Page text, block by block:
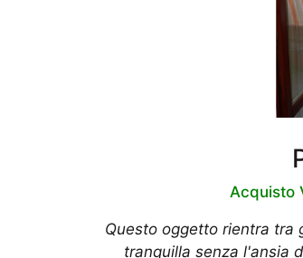
Acquisto
Questo oggetto rientra tra
tranquilla senza l'ansia